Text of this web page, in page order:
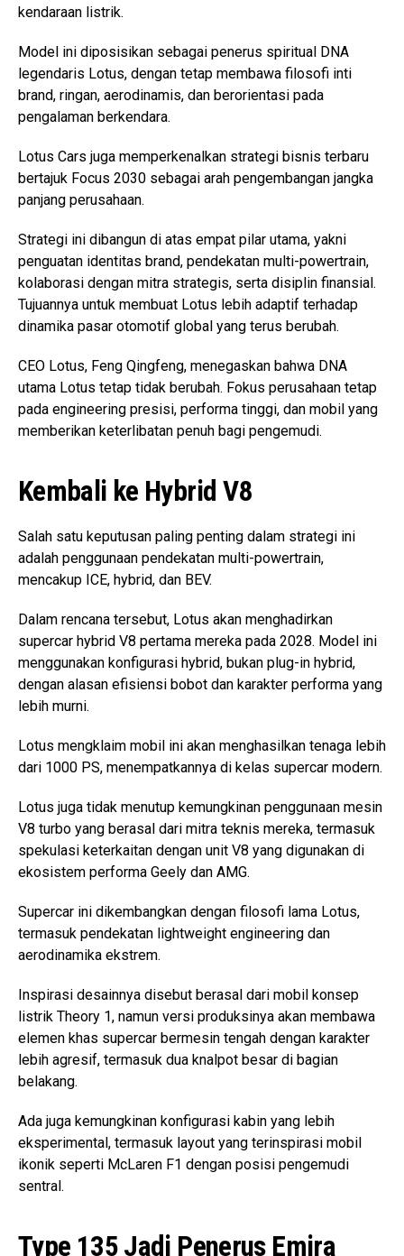
kendaraan listrik.
Model ini diposisikan sebagai penerus spiritual DNA
legendaris Lotus, dengan tetap membawa filosofi inti
brand, ringan, aerodinamis, dan berorientasi pada
pengalaman berkendara.
Lotus Cars juga memperkenalkan strategi bisnis terbaru
bertajuk Focus 2030 sebagai arah pengembangan jangka
panjang perusahaan.
Strategi ini dibangun di atas empat pilar utama, yakni
penguatan identitas brand, pendekatan multi-powertrain,
kolaborasi dengan mitra strategis, serta disiplin finansial.
Tujuannya untuk membuat Lotus lebih adaptif terhadap
dinamika pasar otomotif global yang terus berubah.
CEO Lotus, Feng Qingfeng, menegaskan bahwa DNA
utama Lotus tetap tidak berubah. Fokus perusahaan tetap
pada engineering presisi, performa tinggi, dan mobil yang
memberikan keterlibatan penuh bagi pengemudi.
Kembali ke Hybrid V8
Salah satu keputusan paling penting dalam strategi ini
adalah penggunaan pendekatan multi-powertrain,
mencakup ICE, hybrid, dan BEV.
Dalam rencana tersebut, Lotus akan menghadirkan
supercar hybrid V8 pertama mereka pada 2028. Model ini
menggunakan konfigurasi hybrid, bukan plug-in hybrid,
dengan alasan efisiensi bobot dan karakter performa yang
lebih murni.
Lotus mengklaim mobil ini akan menghasilkan tenaga lebih
dari 1000 PS, menempatkannya di kelas supercar modern.
Lotus juga tidak menutup kemungkinan penggunaan mesin
V8 turbo yang berasal dari mitra teknis mereka, termasuk
spekulasi keterkaitan dengan unit V8 yang digunakan di
ekosistem performa Geely dan AMG.
Supercar ini dikembangkan dengan filosofi lama Lotus,
termasuk pendekatan lightweight engineering dan
aerodinamika ekstrem.
Inspirasi desainnya disebut berasal dari mobil konsep
listrik Theory 1, namun versi produksinya akan membawa
elemen khas supercar bermesin tengah dengan karakter
lebih agresif, termasuk dua knalpot besar di bagian
belakang.
Ada juga kemungkinan konfigurasi kabin yang lebih
eksperimental, termasuk layout yang terinspirasi mobil
ikonik seperti McLaren F1 dengan posisi pengemudi
sentral.
Type 135 Jadi Penerus Emira